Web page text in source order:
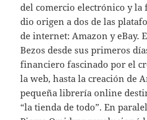
del comercio electrónico y la
dio origen a dos de las
de internet: Amazon y eBay.
Bezos desde sus primeros
financiero fascinado por el
la web, hasta la creación de
pequeña librería online
“la tienda de todo”. En